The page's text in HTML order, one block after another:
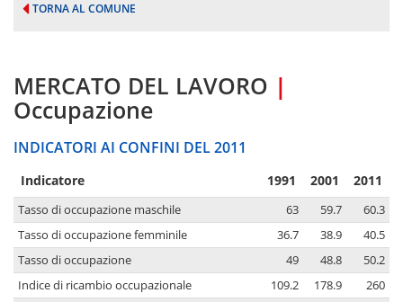
TORNA AL COMUNE
MERCATO DEL LAVORO |
Occupazione
INDICATORI AI CONFINI DEL 2011
Indicatore 1991 2001 2011
Tasso di occupazione maschile 63 59.7
60.3
Tasso di occupazione femminile
36.7 38.9
40.5
Tasso di occupazione
49 48.8
50.2
Indice di ricambio occupazionale
109.2 178.9
260